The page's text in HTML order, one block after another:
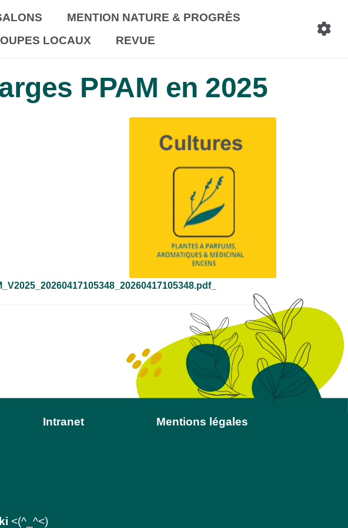
MENTION NATURE & PROGRÈS
LOCAUX REVUE
PPAM en 2025
Intranet Mentions légales
<(^_^<)